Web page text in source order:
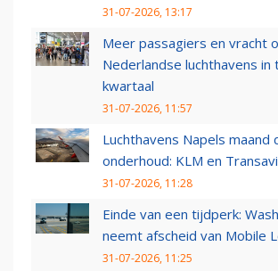
31-07-2026, 13:17
Meer passagiers en vracht
Nederlandse luchthavens in
kwartaal
31-07-2026, 11:57
Luchthavens Napels maand
onderhoud: KLM en
31-07-2026, 11:28
Einde van een tijdperk:
neemt afscheid van Mobile
31-07-2026, 11:25